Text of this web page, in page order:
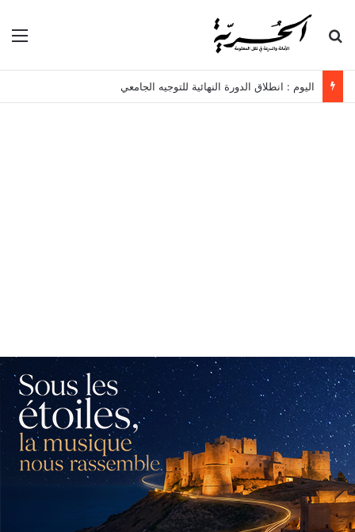
بحث عن
اليوم : انطلاق الدورة النهائية للتوجيه الجامعي